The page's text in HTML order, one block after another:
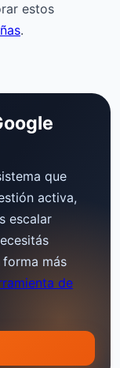
estos
.
que
activa,
escalar
forma más
de